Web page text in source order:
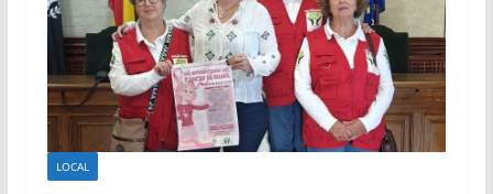
LOCAL